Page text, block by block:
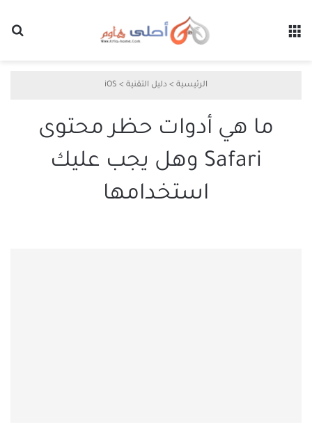
الرئيسية > دليل التقنية >
iOS
ما هي أدوات حظر محتوى
Safari وهل يجب عليك
استخدامها